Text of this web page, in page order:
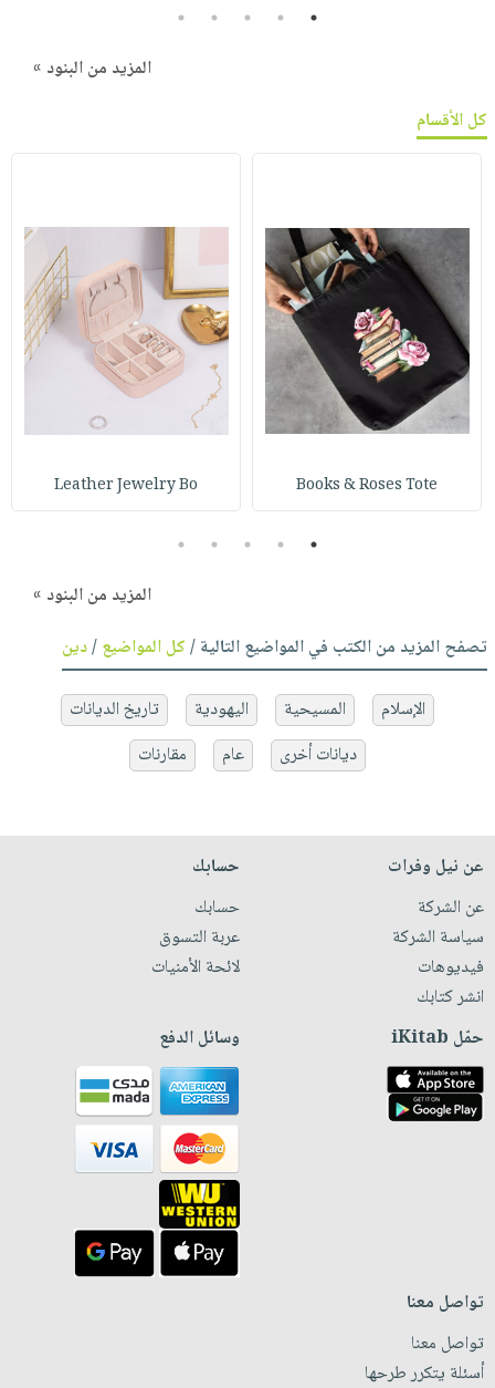
1
2
3
4
5
المزيد من البنود »
كل الأقسام
Books & Roses Tote
Leather Jewelry Bo
1
2
3
4
5
المزيد من البنود »
تصفح المزيد من الكتب في المواضيع التالية /كل المواضيع/دين
الإسلام المسيحية اليهودية
تاريخ الديانات
ديانات أخرى
عام مقارنات
عن نيل وفرات
عن الشركة
سياسة الشركة
فيديوهات
انشر كتابك
حسابك
حسابك
عربة التسوق
لائحة الأمنيات
حمّل iKitab وسائل الدفع
تواصل معنا
تواصل معنا
أسئلة يتكرر طرحها